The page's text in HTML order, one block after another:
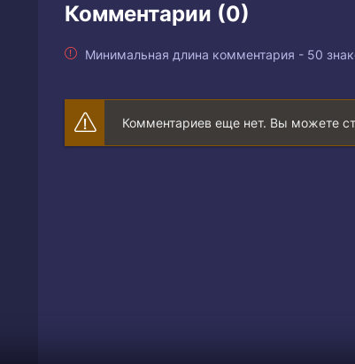
Комментарии (0)
Минимальная длина комментария - 50
Комментариев еще нет. Вы можете